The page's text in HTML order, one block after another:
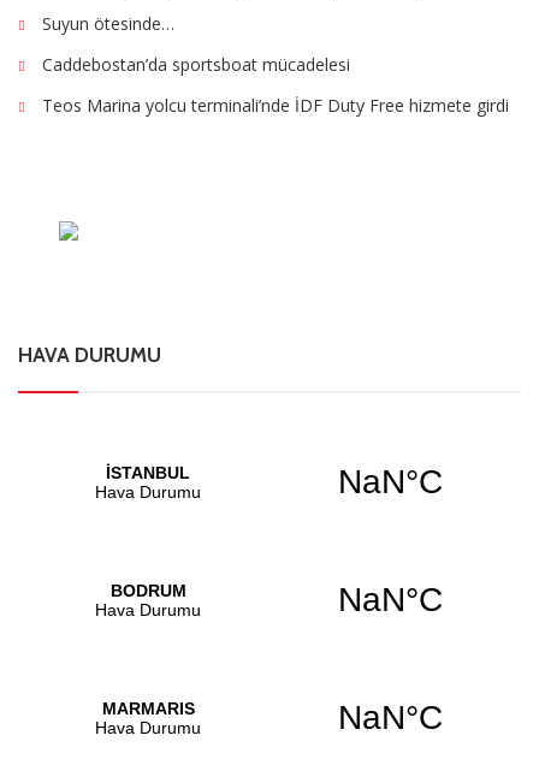
Suyun ötesinde…
Caddebostan’da sportsboat mücadelesi
Teos Marina yolcu terminali’nde İDF Duty Free hizmete girdi
HAVA DURUMU